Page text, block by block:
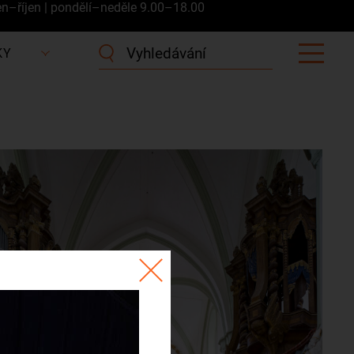
| pondělí–neděle 9.00–18.00